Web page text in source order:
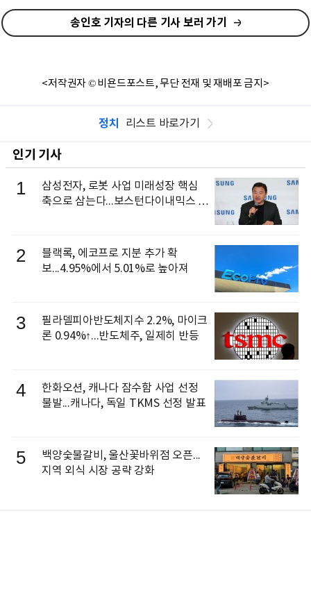
송인호 기자의 다른 기사 보러 가기
<저작권자 © 비욘드포스트, 무단 전재 및 재배포 금지>
정치 리스트 바로가기
인기 기사
1
삼성전자, 로봇 사업 미래성장 핵심
축으로 삼는다...보스턴다이내믹스 출
2
블랙록, 에코프로 지분 추가 확
보...4.95%에서 5.01%로 높아져
3
필라델피아반도체지수 2.2%, 마이크
론 0.94%↑...반도체주, 일제히 반등
4
한화오션, 캐나다 잠수함 사업 선정
불발...캐나다, 독일 TKMS 선정 발표
5
백양숯불갈비, 울산꽃바위점 오픈...
지역 외식 시장 공략 강화